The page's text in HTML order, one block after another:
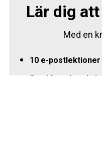
Lär dig
Med en
10 e-postlektioner
Se videos hur du